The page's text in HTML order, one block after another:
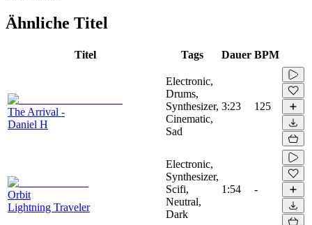
Ähnliche Titel
Titel Tags Dauer BPM
The Arrival -
Daniel H
Electronic,
Drums,
Synthesizer,
Cinematic,
Sad
3:23 125
Orbit
Lightning Traveler
Electronic,
Synthesizer,
Scifi,
Neutral,
Dark
1:54 -